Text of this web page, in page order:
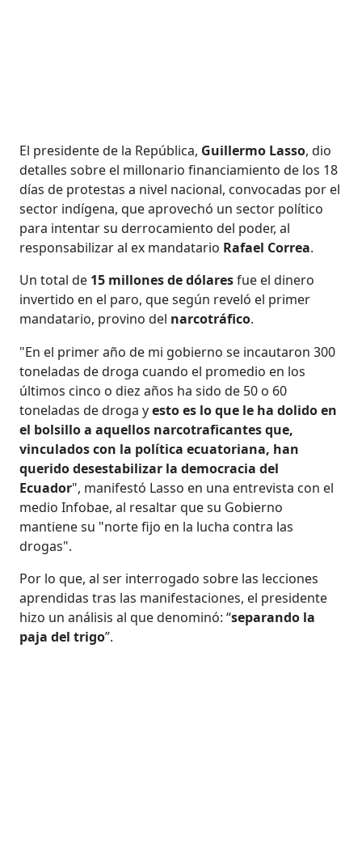
El presidente de la República, Guillermo Lasso, dio
detalles sobre el millonario financiamiento de los 18
días de protestas a nivel nacional, convocadas por el
sector indígena, que aprovechó un sector político
para intentar su derrocamiento del poder, al
responsabilizar al ex mandatario Rafael Correa.
Un total de 15 millones de dólaresfue el dinero
invertido en el paro, que según reveló el primer
mandatario, provino del narcotráfico.
"En el primer año de mi gobierno se incautaron 300
toneladas de droga cuando el promedio en los
últimos cinco o diez años ha sido de 50 o 60
toneladas de droga yesto es lo que le ha dolido en
el bolsillo a aquellos narcotraficantes que,
vinculados con la política ecuatoriana, han
querido desestabilizar la democracia del
Ecuador", manifestó Lasso en una entrevista con el
medio Infobae, al resaltar que su Gobierno
mantiene su "norte fijo en la lucha contra las
drogas".
Por lo que, al ser interrogado sobre las lecciones
aprendidas tras las manifestaciones, el presidente
hizo un análisis al que denominó: “separando la
paja del trigo”.